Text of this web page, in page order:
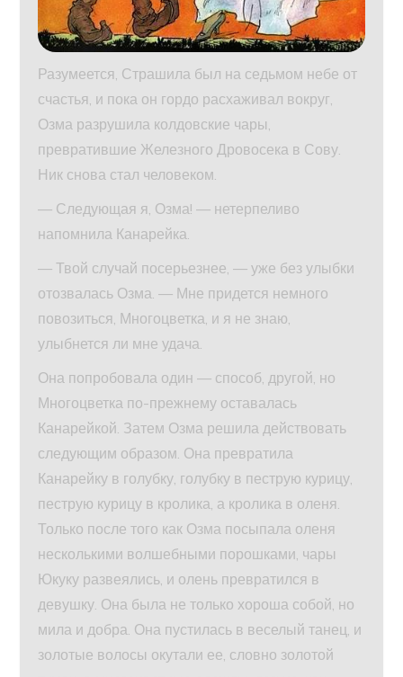
Разумеется, Страшила был на седьмом небе от
счастья, и пока он гордо расхаживал вокруг,
Озма разрушила колдовские чары,
превратившие Железного Дровосека в Сову.
Ник снова стал человеком.
— Следующая я, Озма! — нетерпеливо
напомнила Канарейка.
— Твой случай посерьезнее, — уже без улыбки
отозвалась Озма. — Мне придется немного
повозиться, Многоцветка, и я не знаю,
улыбнется ли мне удача.
Она попробовала один — способ, другой, но
Многоцветка по-прежнему оставалась
Канарейкой. Затем Озма решила действовать
следующим образом. Она превратила
Канарейку в голубку, голубку в пеструю курицу,
пеструю курицу в кролика, а кролика в оленя.
Только после того как Озма посыпала оленя
несколькими волшебными порошками, чары
Юкуку развеялись, и олень превратился в
девушку. Она была не только хороша собой, но
мила и добра. Она пустилась в веселый танец, и
золотые волосы окутали ее, словно золотой